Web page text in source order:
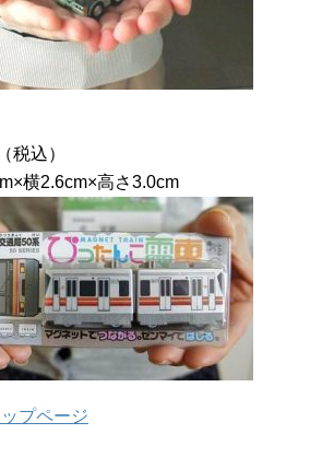
税込）
横2.6cm×高さ3.0cm
プページ